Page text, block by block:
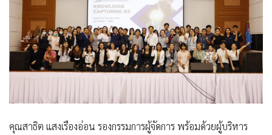
คุณสาธิต แสงเรืองอ่อน รองกรรมการผู้จัดการ พร้อมด้วยผู้บริหาร